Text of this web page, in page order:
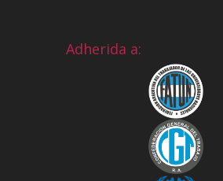
Adherida a: